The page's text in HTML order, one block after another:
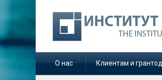
О нас Клиентам и